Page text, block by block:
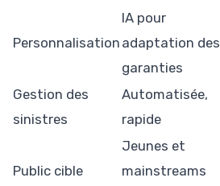
Personnalisation
IA pour
adaptation des
garanties
Gestion des
sinistres
Automatisée,
rapide
Public cible
Jeunes et
mainstreams